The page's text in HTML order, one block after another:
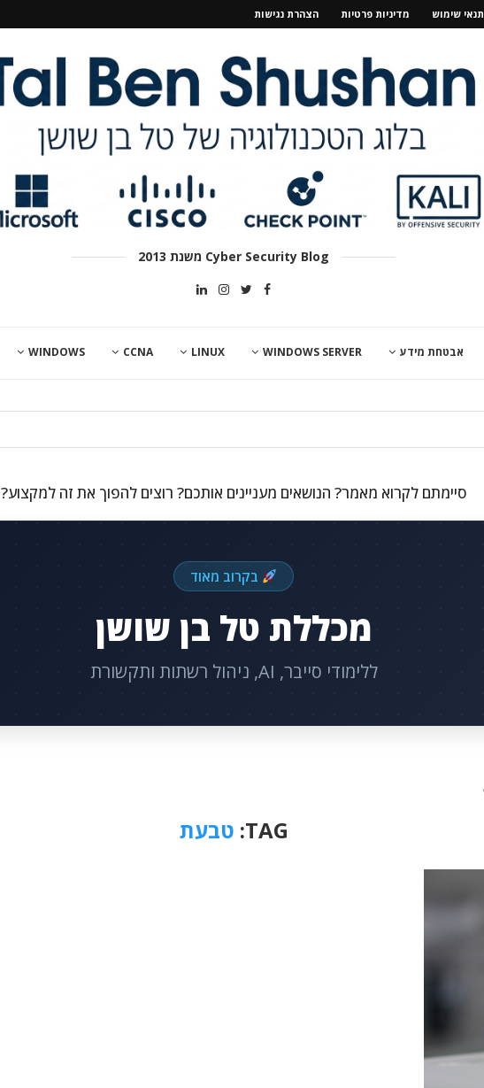
תנאי שימוש מדיניות פרטיות הצהרת נגישות
Cyber Security Blog משנת 2013
אבטחת מידע WINDOWS SERVER
LINUX
CCNA
WINDOWS
סיימתם לקרוא מאמר? הנושאים מעניינים אותכם? רוצים להפוך את זה למקצוע?
בקרוב מאוד
מכללת טל בן שושן
ללימודי סייבר, AI, ניהול רשתות ותקשורת
TAG: טבעת